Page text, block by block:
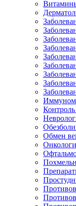
Контроль
Обмен